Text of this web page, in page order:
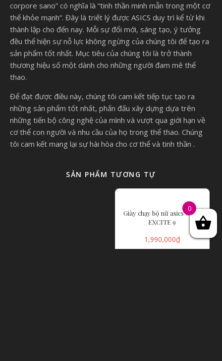
corpore sano” có nghĩa là “tinh thần minh mẫn trong một cơ
thể khỏe mạnh”. Đây là triết lý được ASICS duy trì kể từ khi
thành lập cho đến nay. Mỗi sự đổi mới, sáng tạo, ý tưởng
đều thể hiện sự nỗ lực không ngừng của chúng tôi để tạo ra
sản phẩm tốt nhất. Mục tiêu của chúng tôi là trở thành
thương hiệu số một dành cho những người đam mê thể
thao.
Để đạt được điều này, chúng tôi cam kết tiếp tục tạo ra
những sản phẩm tốt nhất, phấn đấu xây dựng dựa trên
những tiến bộ công nghệ của mình và vượt qua giới hạn về
cơ thể con người và nhu cầu của họ trong thể thao. Chúng
tôi cam kết mang lại sự hài hòa cho cơ thể và tinh thần .
SẢN PHẨM TƯƠNG TỰ
Giày chạy bộ nữ asics GEL-
EXCITE 9
1,990,000₫
0